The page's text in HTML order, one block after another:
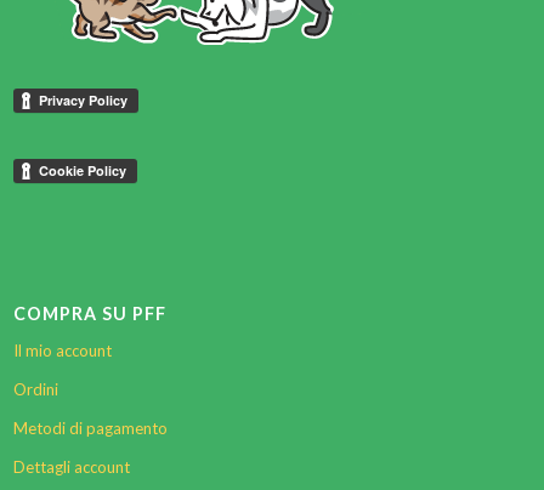
COMPRA SU PFF
Il mio account
Ordini
Metodi di pagamento
Dettagli account